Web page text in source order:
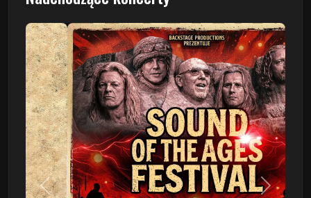
Poprzedni Następny